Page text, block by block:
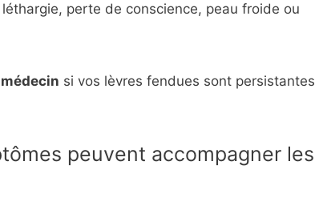
léthargie, perte de conscience, peau froide ou
si vos lèvres fendues sont persistantes
peuvent accompagner les